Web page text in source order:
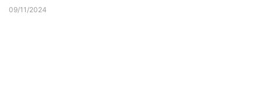
09/11/2024